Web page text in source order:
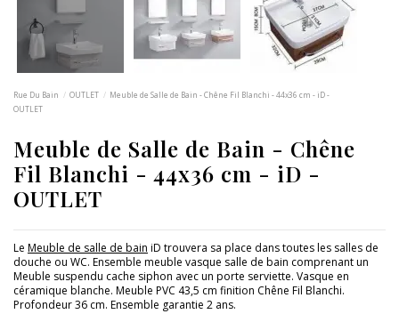
Rue Du Bain OUTLET
Meuble de Salle de Bain - Chêne Fil Blanchi - 44x36 cm - iD -
OUTLET
Meuble de Salle de Bain - Chêne
Fil Blanchi - 44x36 cm - iD -
OUTLET
Le Meuble de salle de bain iD trouvera sa place dans toutes les salles de
douche ou WC. Ensemble meuble vasque salle de bain comprenant un
Meuble suspendu cache siphon avec un porte serviette. Vasque en
céramique blanche. Meuble PVC 43,5 cm finition Chêne Fil Blanchi.
Profondeur 36 cm. Ensemble garantie 2 ans.